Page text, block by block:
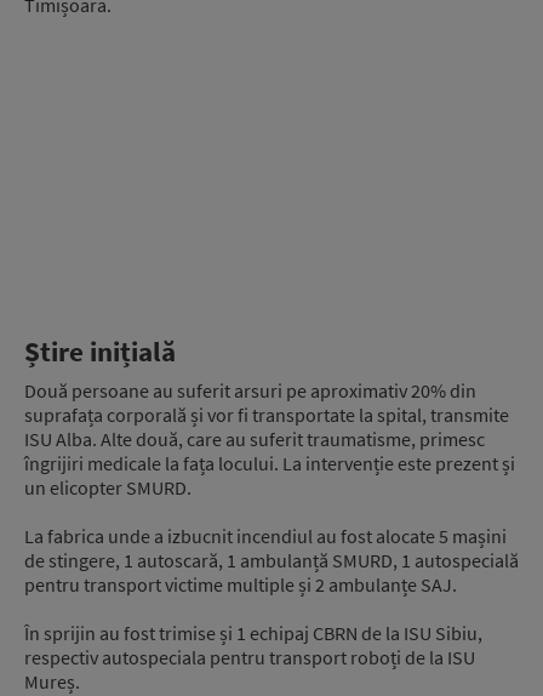
Știre inițială
Două persoane au suferit arsuri pe aproximativ 20% din
suprafața corporală și vor fi transportate la spital, transmite
ISU Alba. Alte două, care au suferit traumatisme, primesc
îngrijiri medicale la fața locului. La intervenție este prezent și
un elicopter SMURD.
La fabrica unde a izbucnit incendiul au fost alocate 5 mașini
de stingere, 1 autoscară, 1 ambulanță SMURD, 1 autospecială
pentru transport victime multiple și 2 ambulanțe SAJ.
În sprijin au fost trimise și 1 echipaj CBRN de la ISU Sibiu,
respectiv autospeciala pentru transport roboți de la ISU
Mureș.